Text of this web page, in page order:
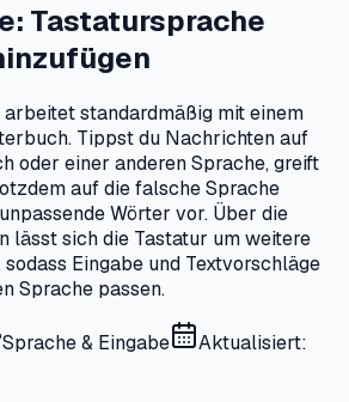
Tastatursprache
standardmäßig mit einem
Tippst du Nachrichten auf
oder einer anderen Sprache, greift
auf die falsche Sprache
Wörter vor. Über die
lässt sich die Tastatur um weitere
Eingabe und Textvorschläge
Sprache passen.
Sprache & Eingabe
Aktualisiert: